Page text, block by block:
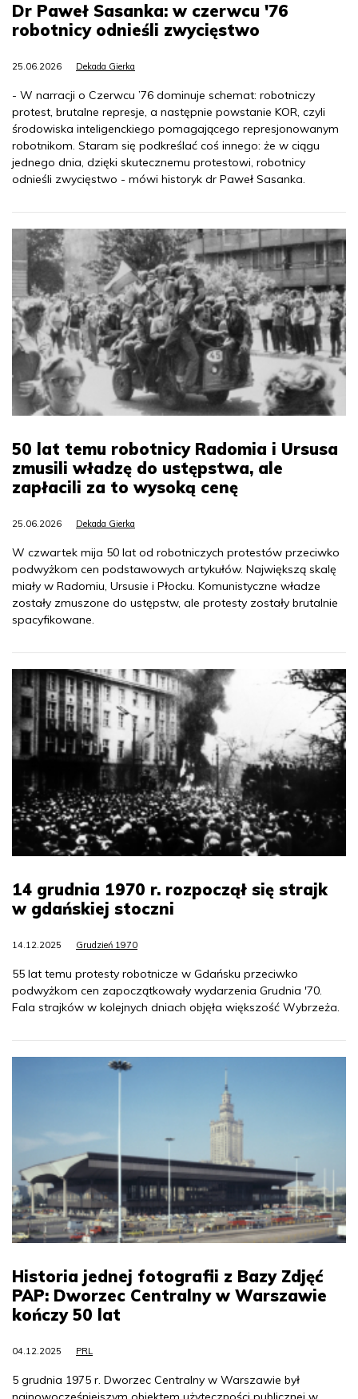
Dr Paweł Sasanka: w czerwcu '76
robotnicy odnieśli zwycięstwo
25.06.2026 Dekada Gierka
- W narracji o Czerwcu ’76 dominuje schemat: robotniczy
protest, brutalne represje, a następnie powstanie KOR, czyli
środowiska inteligenckiego pomagającego represjonowanym
robotnikom. Staram się podkreślać coś innego: że w ciągu
jednego dnia, dzięki skutecznemu protestowi, robotnicy
odnieśli zwycięstwo - mówi historyk dr Paweł Sasanka.
50 lat temu robotnicy Radomia i Ursusa
zmusili władzę do ustępstwa, ale
zapłacili za to wysoką cenę
25.06.2026 Dekada Gierka
W czwartek mija 50 lat od robotniczych protestów przeciwko
podwyżkom cen podstawowych artykułów. Największą skalę
miały w Radomiu, Ursusie i Płocku. Komunistyczne władze
zostały zmuszone do ustępstw, ale protesty zostały brutalnie
spacyfikowane.
14 grudnia 1970 r. rozpoczął się strajk
w gdańskiej stoczni
14.12.2025 Grudzień 1970
55 lat temu protesty robotnicze w Gdańsku przeciwko
podwyżkom cen zapoczątkowały wydarzenia Grudnia '70.
Fala strajków w kolejnych dniach objęła większość Wybrzeża.
Historia jednej fotografii z Bazy Zdjęć
PAP: Dworzec Centralny w Warszawie
kończy 50 lat
04.12.2025 PRL
5 grudnia 1975 r. Dworzec Centralny w Warszawie był